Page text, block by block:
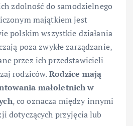
zdolność do samodzielnego
majątkiem jest
polskim wszystkie działania
poza zwykłe zarządzanie,
przez ich przedstawicieli
rodziców.Rodzice mają
małoletnich w
, co oznacza między innymi
dotyczących przyjęcia lub